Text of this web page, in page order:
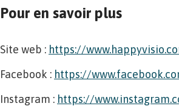
Pour en savoir plus
Site web : https://
Facebook : https://
Instagram : https://